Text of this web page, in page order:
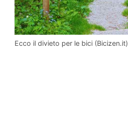
Ecco il divieto per le bici (Bicizen.it)